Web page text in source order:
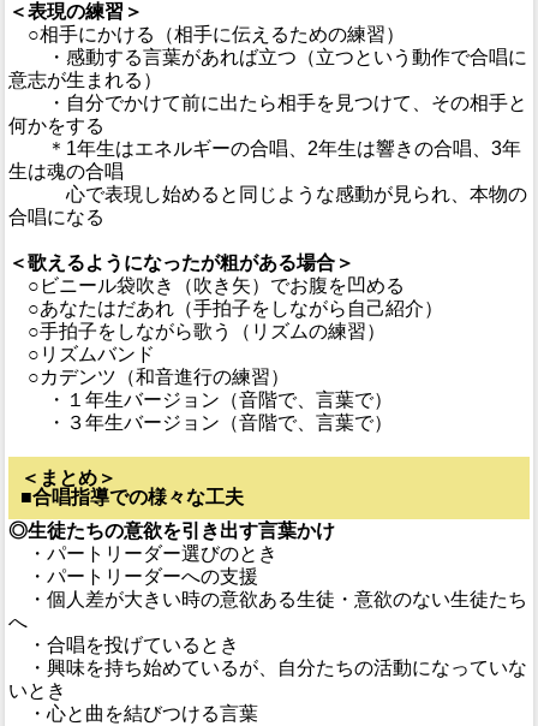
＜表現の練習＞
○相手にかける（相手に伝えるための練習）
・感動する言葉があれば立つ（立つという動作で合唱に
意志が生まれる）
・自分でかけて前に出たら相手を見つけて、その相手と
何かをする
＊1年生はエネルギーの合唱、2年生は響きの合唱、3年
生は魂の合唱
心で表現し始めると同じような感動が見られ、本物の
合唱になる
＜歌えるようになったが粗がある場合＞
○ビニール袋吹き（吹き矢）でお腹を凹める
○あなたはだあれ（手拍子をしながら自己紹介）
○手拍子をしながら歌う（リズムの練習）
○リズムバンド
○カデンツ（和音進行の練習）
・１年生バージョン（音階で、言葉で）
・３年生バージョン（音階で、言葉で）
＜まとめ＞
■合唱指導での様々な工夫
◎生徒たちの意欲を引き出す言葉かけ
・パートリーダー選びのとき
・パートリーダーへの支援
・個人差が大きい時の意欲ある生徒・意欲のない生徒たち
へ
・合唱を投げているとき
・興味を持ち始めているが、自分たちの活動になっていな
いとき
・心と曲を結びつける言葉